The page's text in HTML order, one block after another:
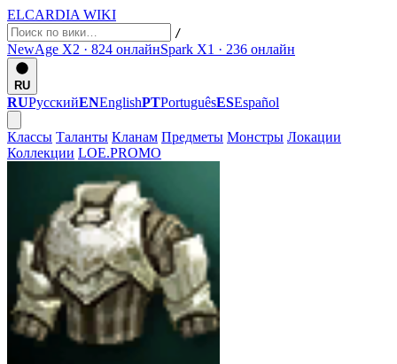
ELCARDIA WIKI
/
NewAge X2 · 824 онлайнSpark X1 · 236 онлайн
RU
RUРусскийENEnglishPTPortuguêsESEspañol
Классы Таланты Кланам Предметы Монстры Локации
Коллекции LOE.PROMO